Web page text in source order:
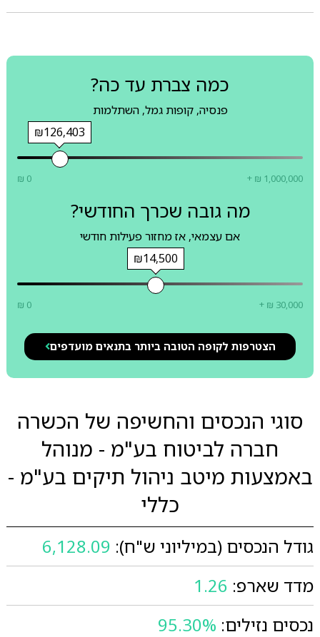
כמה צברת עד כה?
פנסיה, קופות גמל, השתלמות
₪126,403
₪ 0 + ₪ 1,000,000
מה גובה שכרך החודשי?
אם עצמאי, אז מחזור פעילות חודשי
₪14,500
₪ 0 + ₪ 30,000
הצטרפות לקופה הטובה ביותר בתנאים מועדפים
סוגי הנכסים והחשיפה של הכשרה
חברה לביטוח בע"מ - מנוהל
באמצעות מיטב ניהול תיקים בע"מ -
כללי
גודל הנכסים (במיליוני ש"ח): 6,128.09
מדד שארפ: 1.26
נכסים נזילים: 95.30%